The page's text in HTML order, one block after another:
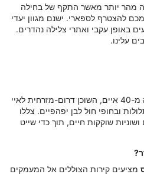
מהר יותר מאשר התקף של בחילה
להצטרף לספארי. ישנם מגוון יעדי
באופן עקבי ואתרי צלילה נהדרים.
עלינו.
ארכיפלג קריבי זה, המונה למעלה מ-40 איים, השוכן דרום-מזרחית לאיי
ובחופי חול לבן יפהפיים. צללו
שוקקות חיים, תוך כדי שייט
מציעים קירות הצוללים אל המעמקים